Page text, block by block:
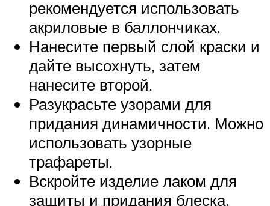
рекомендуется использовать
акриловые в баллончиках.
Нанесите первый слой краски и
дайте высохнуть, затем
нанесите второй.
Разукрасьте узорами для
придания динамичности. Можно
использовать узорные
трафареты.
Вскройте изделие лаком для
защиты и придания блеска.